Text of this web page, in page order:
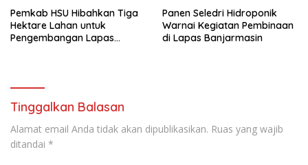
Pemkab HSU Hibahkan Tiga
Hektare Lahan untuk
Pengembangan Lapas
Panen Seledri Hidroponik
Warnai Kegiatan Pembinaan
di Lapas Banjarmasin
Tinggalkan Balasan
Alamat email Anda tidak akan dipublikasikan. Ruas yang wajib
ditandai *